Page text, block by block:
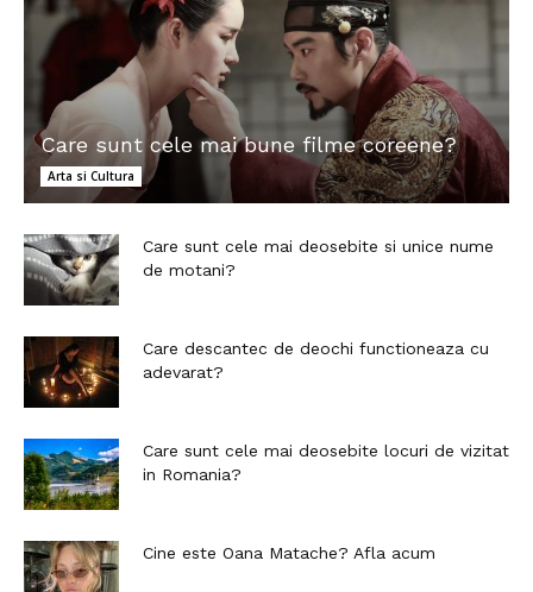
Care sunt cele mai bune filme coreene?
Arta si Cultura
Care sunt cele mai deosebite si unice nume
de motani?
Care descantec de deochi functioneaza cu
adevarat?
Care sunt cele mai deosebite locuri de vizitat
in Romania?
Cine este Oana Matache? Afla acum